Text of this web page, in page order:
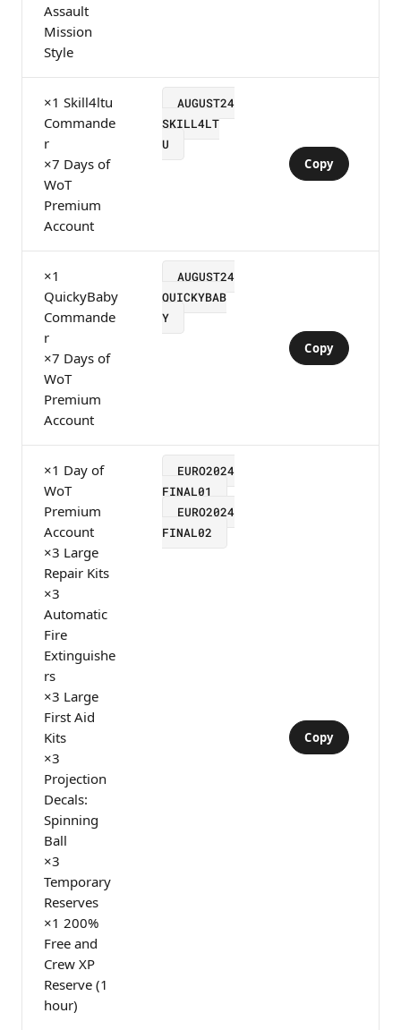
Assault
Mission
Style
×1 Skill4ltu
Commande
r
×7 Days of
WoT
Premium
Account
AUGUST24
SKILL4LT
U
Copy
×1
QuickyBaby
Commande
r
×7 Days of
WoT
Premium
Account
AUGUST24
QUICKYBAB
Y
Copy
×1 Day of
WoT
Premium
Account
×3 Large
Repair Kits
×3
Automatic
Fire
Extinguishe
rs
×3 Large
First Aid
Kits
×3
Projection
Decals:
Spinning
Ball
×3
Temporary
Reserves
×1 200%
Free and
Crew XP
Reserve (1
hour)
EURO2024
FINAL01
EURO2024
FINAL02
Copy